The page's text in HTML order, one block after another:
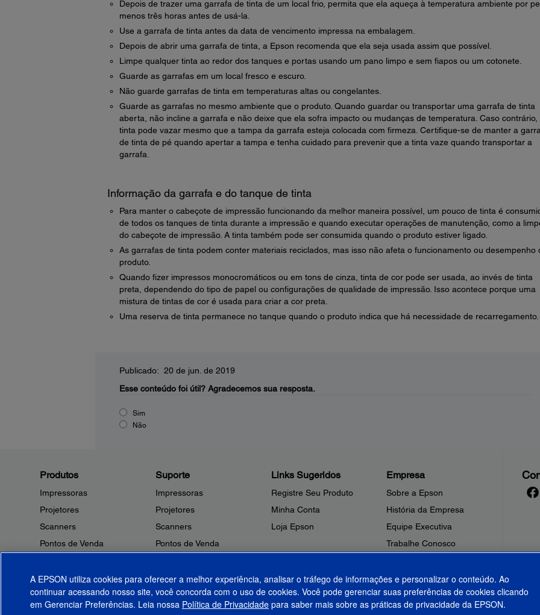
Depois de trazer uma garrafa de tinta de um local frio, permita que ela aqueça à temperatura ambiente por
menos três horas antes de usá-la.
Use a garrafa de tinta antes da data de vencimento impressa na embalagem.
Depois de abrir uma garrafa de tinta, a Epson recomenda que ela seja usada assim que possível.
Limpe qualquer tinta ao redor dos tanques e portas usando um pano limpo e sem fiapos ou um cotonete.
Guarde as garrafas em um local fresco e escuro.
Não guarde garrafas de tinta em temperaturas altas ou congelantes.
Guarde as garrafas no mesmo ambiente que o produto. Quando guardar ou transportar uma garrafa de tinta
aberta, não incline a garrafa e não deixe que ela sofra impacto ou mudanças de temperatura. Caso contrário,
tinta pode vazar mesmo que a tampa da garrafa esteja colocada com firmeza. Certifique-se de manter a
de tinta de pé quando apertar a tampa e tenha cuidado para prevenir que a tinta vaze quando transportar a
garrafa.
Informação da garrafa e do tanque de tinta
Para manter o cabeçote de impressão funcionando da melhor maneira possível, um pouco de tinta é
de todos os tanques de tinta durante a impressão e quando executar operações de manutenção, como a
do cabeçote de impressão. A tinta também pode ser consumida quando o produto estiver ligado.
As garrafas de tinta podem conter materiais reciclados, mas isso não afeta o funcionamento ou desempenho
produto.
Quando fizer impressos monocromáticos ou em tons de cinza, tinta de cor pode ser usada, ao invés de tinta
preta, dependendo do tipo de papel ou configurações de qualidade de impressão. Isso acontece porque uma
mistura de tintas de cor é usada para criar a cor preta.
Uma reserva de tinta permanece no tanque quando o produto indica que há necessidade de recarregamento.
Publicado: 20 de jun. de 2019
Esse conteúdo foi útil? Agradecemos sua resposta.
Sim
Não
Produtos
Impressoras
Projetores
Scanners
Pontos de Venda
Microdispositivos
Tintas
Papel
Suporte
Impressoras
Projetores
Scanners
Pontos de Venda
Outros Produtos
Notificações de Segurança
Links Sugeridos
Registre Seu Produto
Minha Conta
Loja Epson
Empresa
Sobre a Epson
História da Empresa
Equipe Executiva
Trabalhe Conosco
Fale Conosco
Shakira + Epson
A EPSON utiliza cookies para oferecer a melhor experiência, analisar o tráfego de informações e personalizar o conteúdo. Ao
continuar acessando nosso site, você concorda com o uso de cookies. Você pode gerenciar suas preferências de cookies clicando
em Gerenciar Preferências. Leia nossa Política de Privacidade para saber mais sobre as práticas de privacidade da EPSON.